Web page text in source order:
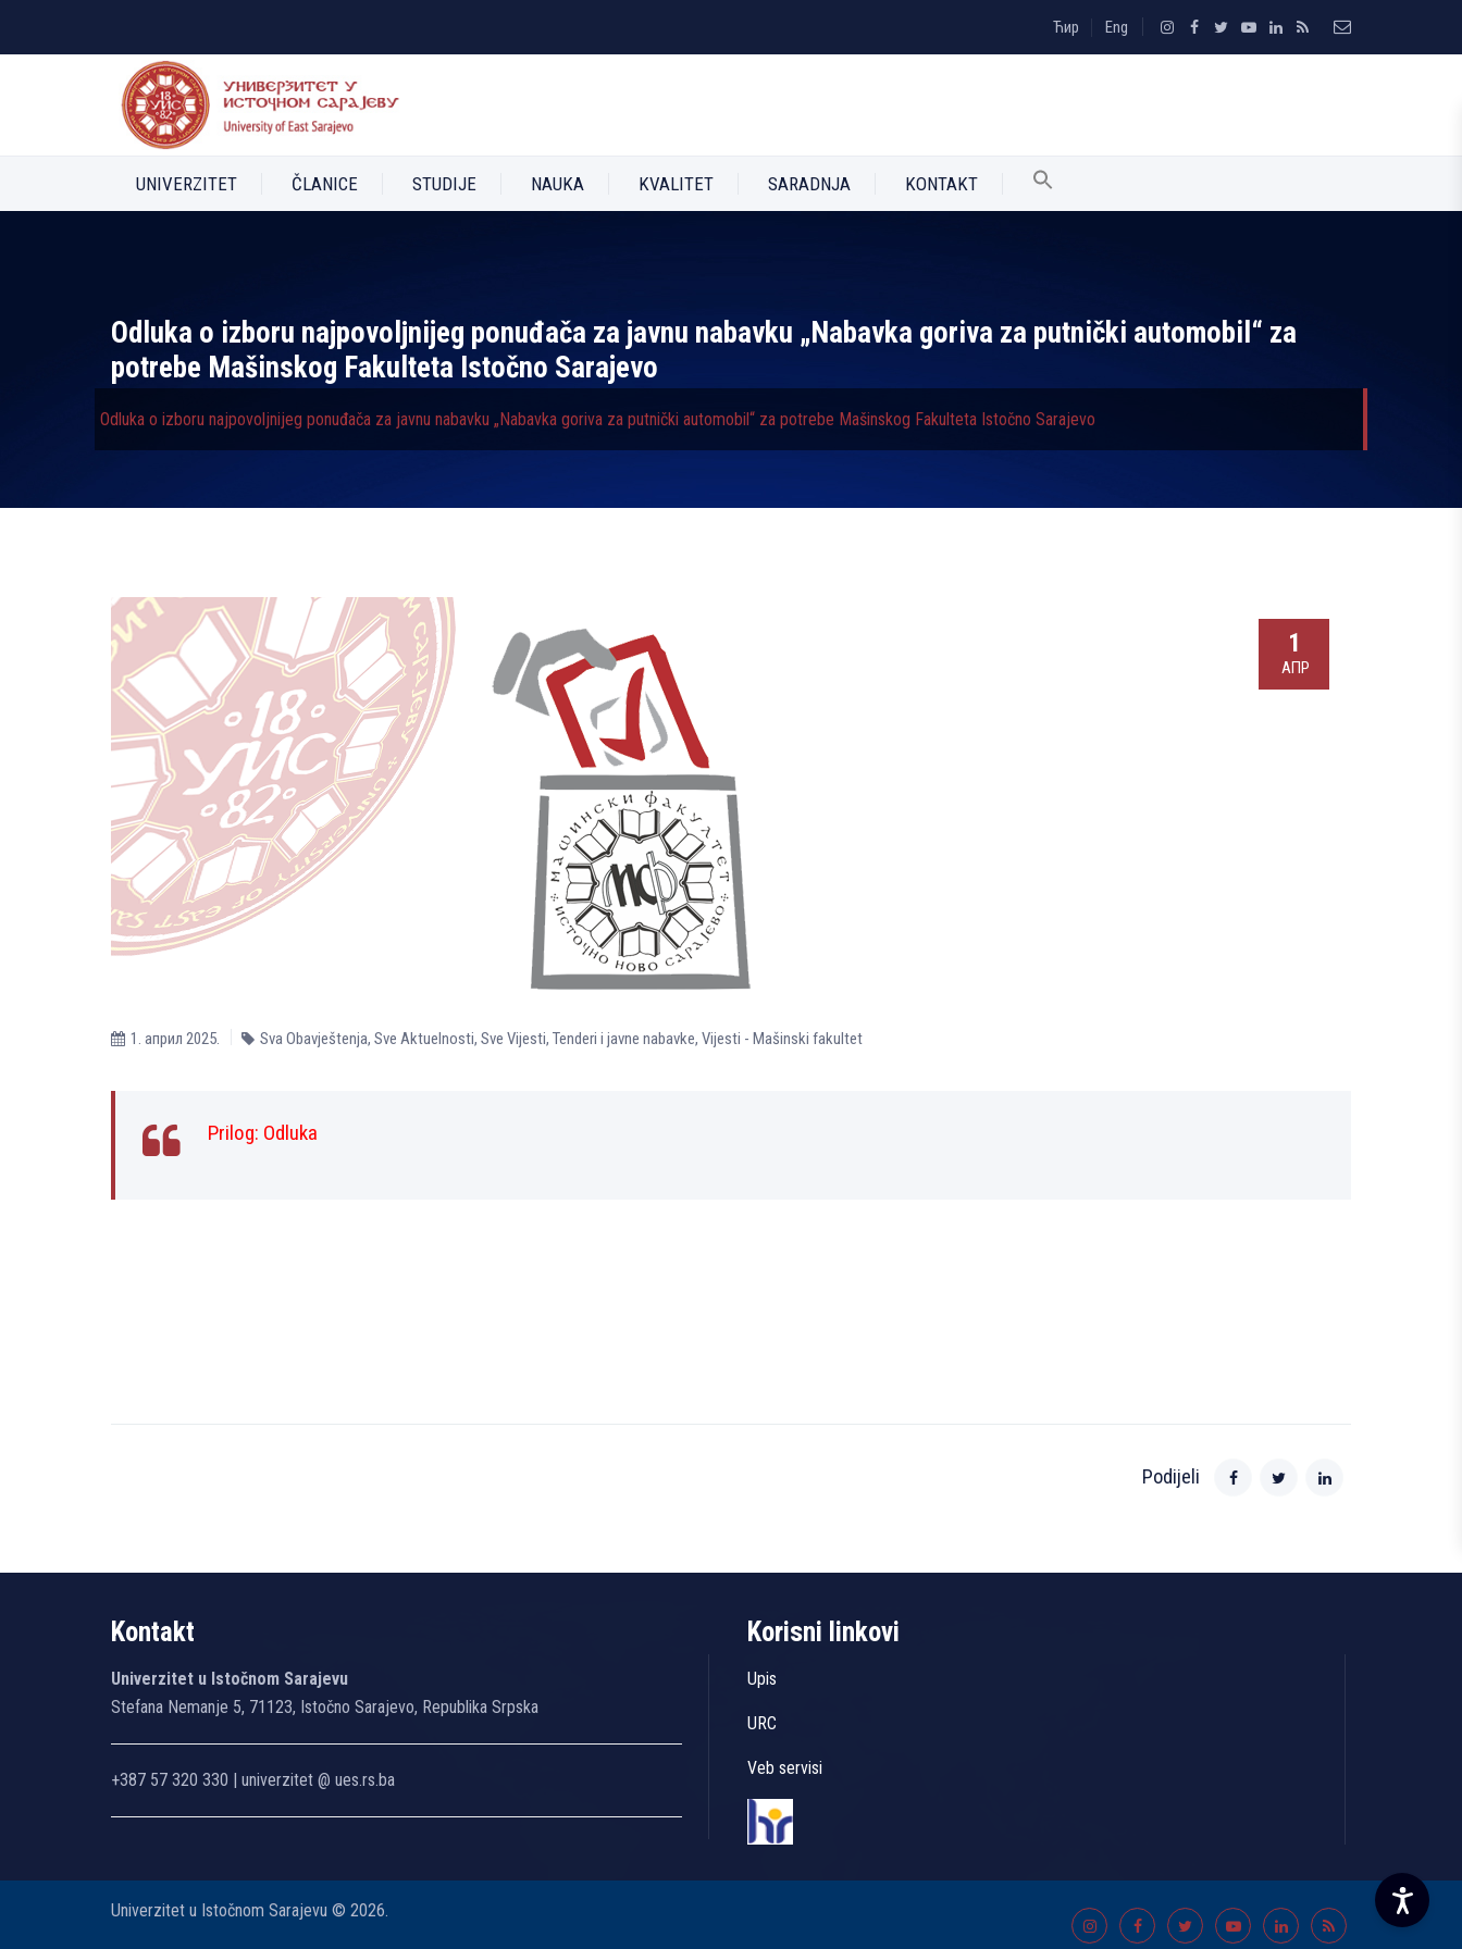
Ћир Eng
UNIVERZITET ČLANICE STUDIJE NAUKA KVALITET SARADNJA KONTAKT
Odluka o izboru najpovolјnijeg ponuđača za javnu nabavku „Nabavka goriva za putnički automobil“ za
potrebe Mašinskog Fakulteta Istočno Sarajevo
Odluka o izboru najpovolјnijeg ponuđača za javnu nabavku „Nabavka goriva za putnički automobil“ za potrebe Mašinskog Fakulteta Istočno Sarajevo
1
АПР
1. април 2025. Sva Obavještenja, Sve Aktuelnosti, Sve Vijesti, Tenderi i javne nabavke, Vijesti - Mašinski fakultet
Prilog: Odluka
Podijeli
Kontakt
Univerzitet u Istočnom Sarajevu
Stefana Nemanje 5, 71123, Istočno Sarajevo, Republika Srpska
+387 57 320 330 | univerzitet @ ues.rs.ba
Korisni linkovi
Upis
URC
Veb servisi
Univerzitet u Istočnom Sarajevu © 2026.